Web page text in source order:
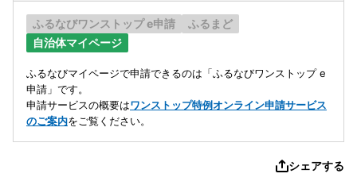
ふるなびワンストップ e申請
ふるまど
自治体マイページ
ふるなびマイページで申請できるのは「ふるなびワンストップ e
申請」です。
申請サービスの概要はワンストップ特例オンライン申請サービス
のご案内をご覧ください。
シェアする